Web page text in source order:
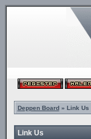
Deppen Board» Link Us
Link Us